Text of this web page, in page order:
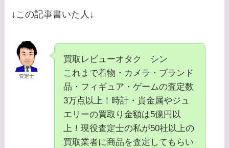
↓この記事書いた人↓
査定士
買取レビューオタク シン
これまで着物・カメラ・ブランド
品・フィギュア・ゲームの査定数
3万点以上！時計・貴金属やジュ
エリーの買取り金額は5億円以
上！現役査定士の私が50社以上の
買取業者に商品を査定してもらい